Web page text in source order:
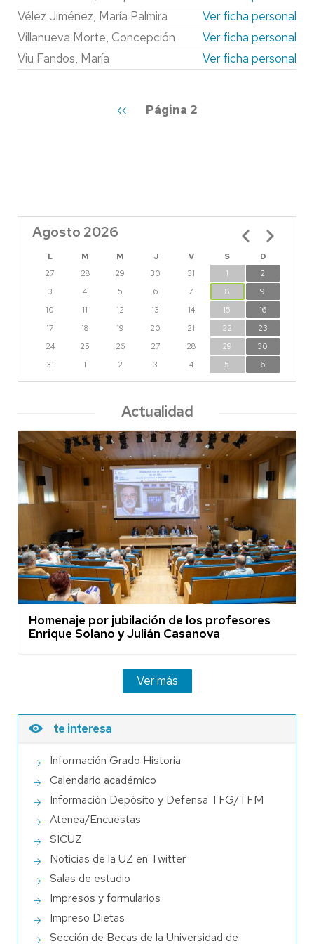
Vélez Jiménez, María Palmira
Ver ficha personal
Villanueva Morte, Concepción
Ver ficha personal
Viu Fandos, María
Ver ficha personal
Página
‹‹ Página 2
Agosto 2026
L M M J V S
D
27
28 29 30 31 1
2
3
4 5 6 7 8
9
10
11 12 13 14 15
16
17
18 19 20 21 22
23
24
25 26 27 28 29
30
31
1 2 3 4 5 6
Paginación
Actualidad
Homenaje por jubilación de los profesores
Enrique Solano y Julián Casanova
Ver más
te interesa
Información Grado Historia
Calendario académico
Información Depósito y Defensa TFG/TFM
Atenea/Encuestas
SICUZ
Noticias de la UZ en Twitter
Salas de estudio
Impresos y formularios
Impreso Dietas
Sección de Becas de la Universidad de